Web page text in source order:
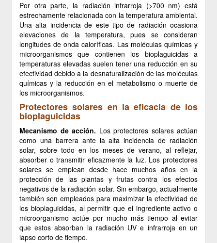
Por otra parte, la radiación infrarroja (>700 nm) está
estrechamente relacionada con la temperatura ambiental.
Una alta incidencia de este tipo de radiación ocasiona
elevaciones de la temperatura, pues se consideran
longitudes de onda caloríficas. Las moléculas químicas y
microorganismos que contienen los bioplaguicidas a
temperaturas elevadas suelen tener una reducción en su
efectividad debido a la desnaturalización de las moléculas
químicas y la reducción en el metabolismo o muerte de
los microorganismos.
Protectores solares en la eficacia de los
bioplaguicidas
Mecanismo de acción. Los protectores solares actúan
como una barrera ante la alta incidencia de radiación
solar, sobre todo en los meses de verano, al reflejar,
absorber o transmitir eficazmente la luz. Los protectores
solares se emplean desde hace muchos años en la
protección de las plantas y frutas contra los efectos
negativos de la radiación solar. Sin embargo, actualmente
también son empleados para maximizar la efectividad de
los bioplaguicidas, al permitir que el ingrediente activo o
microorganismo actúe por mucho más tiempo al evitar
que estos absorban la radiación UV e infrarroja en un
lapso corto de tiempo.